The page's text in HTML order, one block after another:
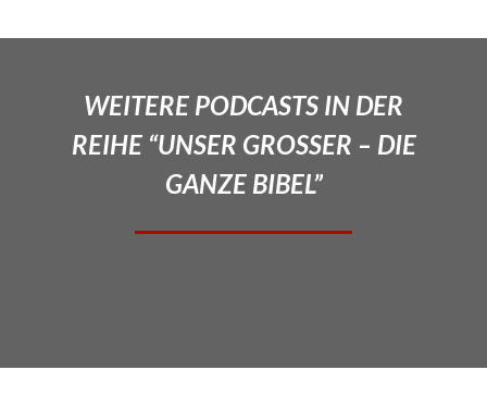
WEITERE PODCASTS IN DER
REIHE “UNSER GROSSER – DIE
GANZE BIBEL”